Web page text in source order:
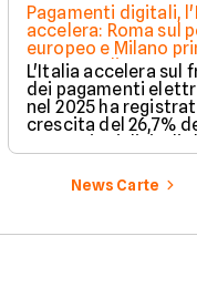
Pagamenti digitali,
accelera: Roma sul
europeo e Milano
spesa media
L'Italia accelera sul
dei pagamenti
nel 2025 ha
crescita del 26,7%
transazioni digitali.
conquista il terzo
Europa per
delle operazioni
delle città più
News Carte